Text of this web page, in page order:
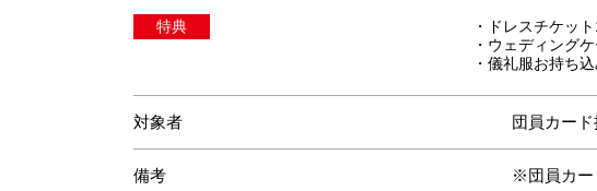
特典
・ドレスチケッ
・ウェディング
・儀礼服お持ち
対象者 団員カー
備考
※団員カー